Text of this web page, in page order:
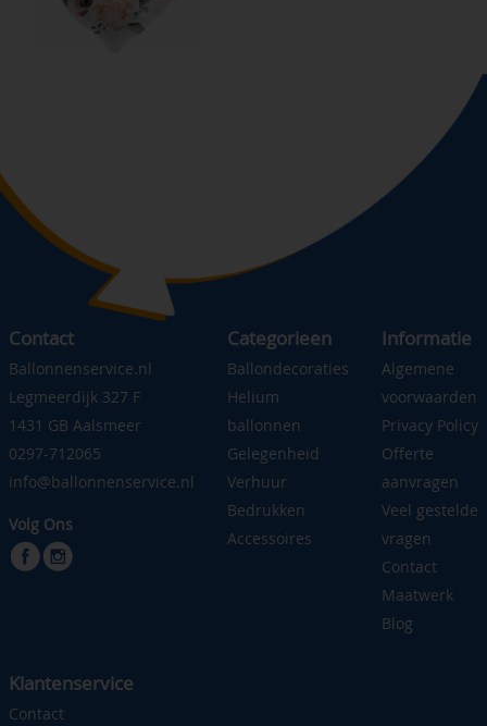
Contact
Ballonnenservice.nl
Legmeerdijk 327 F
1431 GB Aalsmeer
0297-712065
info@ballonnenservice.nl
Volg Ons
Categorieen
Ballondecoraties
Helium
ballonnen
Gelegenheid
Verhuur
Bedrukken
Accessoires
Informatie
Algemene
voorwaarden
Privacy Policy
Offerte
aanvragen
Veel gestelde
vragen
Contact
Maatwerk
Blog
Klantenservice
Contact